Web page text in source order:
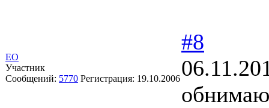
ЕО
Участник
Сообщений: 5770 Регистрация: 19.10.2006
#8